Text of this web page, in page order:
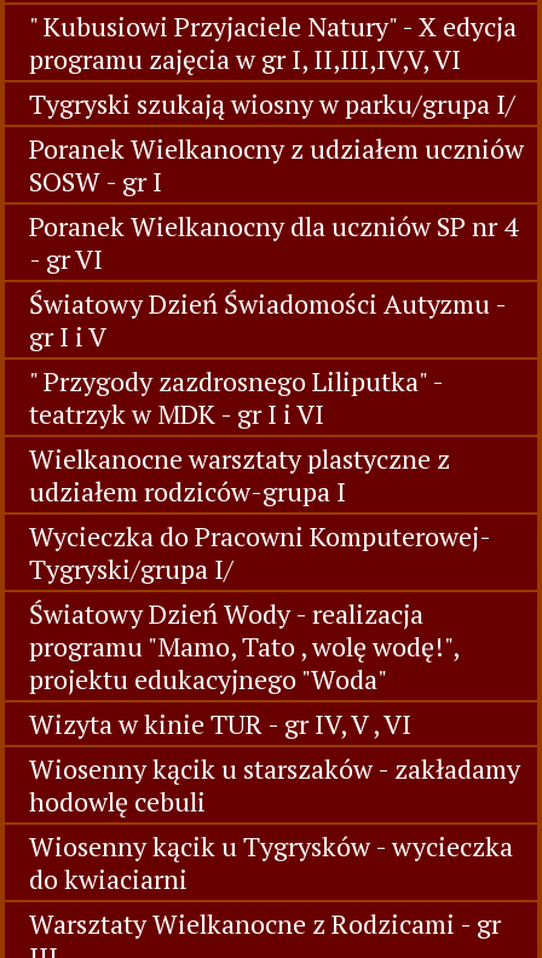
" Kubusiowi Przyjaciele Natury" - X edycja
programu zajęcia w gr I, II,III,IV,V, VI
Tygryski szukają wiosny w parku/grupa I/
Poranek Wielkanocny z udziałem uczniów
SOSW - gr I
Poranek Wielkanocny dla uczniów SP nr 4
- gr VI
Światowy Dzień Świadomości Autyzmu -
gr I i V
" Przygody zazdrosnego Liliputka" -
teatrzyk w MDK - gr I i VI
Wielkanocne warsztaty plastyczne z
udziałem rodziców-grupa I
Wycieczka do Pracowni Komputerowej-
Tygryski/grupa I/
Światowy Dzień Wody - realizacja
programu "Mamo, Tato , wolę wodę!",
projektu edukacyjnego "Woda"
Wizyta w kinie TUR - gr IV, V , VI
Wiosenny kącik u starszaków - zakładamy
hodowlę cebuli
Wiosenny kącik u Tygrysków - wycieczka
do kwiaciarni
Warsztaty Wielkanocne z Rodzicami - gr